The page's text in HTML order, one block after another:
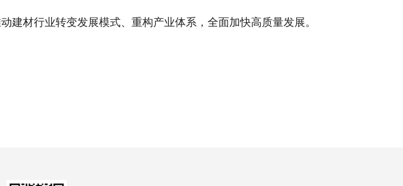
材行业转变发展模式、重构产业体系，全面加快高质量发展。